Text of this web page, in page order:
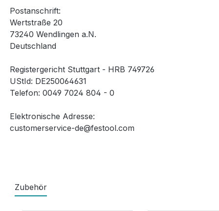
Postanschrift:
Wertstraße 20
73240 Wendlingen a.N.
Deutschland
Registergericht Stuttgart - HRB 749726
UStId: DE250064631
Telefon: 0049 7024 804 - 0
Elektronische Adresse:
customerservice-de@festool.com
Zubehör